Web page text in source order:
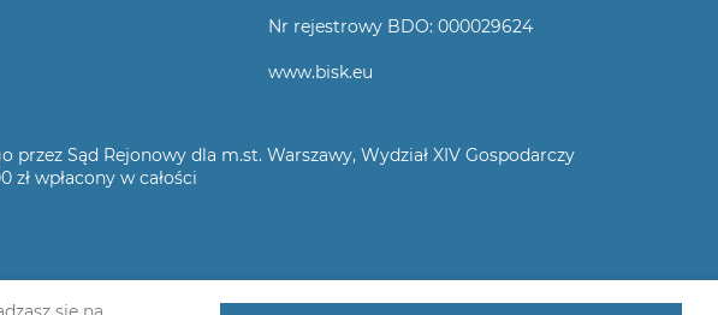
Nr rejestrowy BDO: 000029624
www.bisk.eu
Sąd Rejonowy dla m.st. Warszawy, Wydział XIV Gospodarczy
zł wpłacony w całości